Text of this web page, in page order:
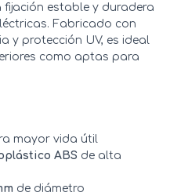
fijación estable y duradera
Fabricado con
y protección UV, es ideal
como aptas para
mayor vida útil
ABS de alta
de diámetro